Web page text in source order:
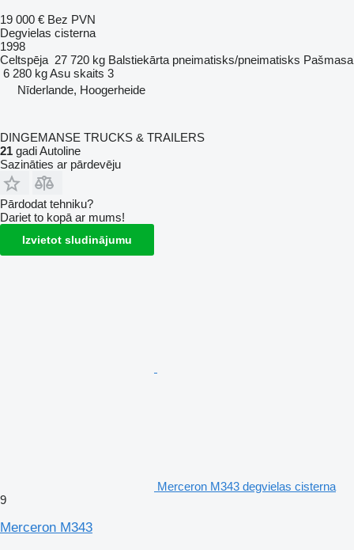
19 000 € Bez PVN
Degvielas cisterna
1998
Celtspēja 27 720 kg Balstiekārta pneimatisks/pneimatisks Pašmasa
6 280 kgAsu skaits 3
Nīderlande, Hoogerheide
DINGEMANSE TRUCKS & TRAILERS
21 gadi Autoline
Sazināties ar pārdevēju
Pārdodat tehniku?
Dariet to kopā ar mums!
Izvietot sludinājumu
Merceron M343 degvielas cisterna
9
Merceron M343